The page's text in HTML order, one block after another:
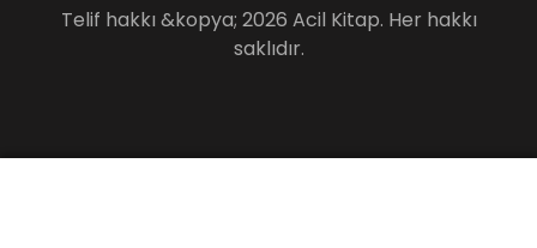
Telif hakkı &kopya; 2026 Acil Kitap. Her hakkı
saklıdır.